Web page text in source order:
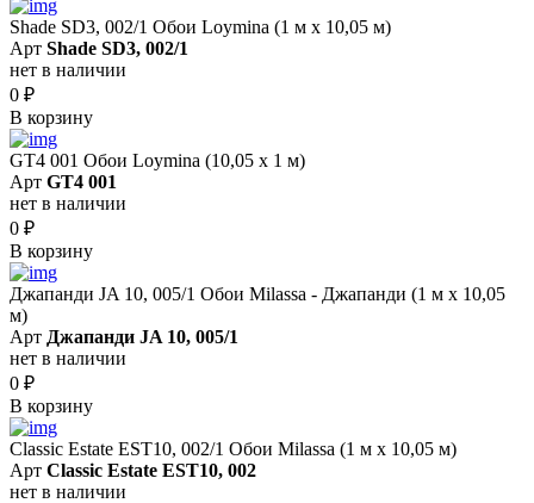
Shade SD3, 002/1 Обои Loymina (1 м х 10,05 м)
Арт Shade SD3, 002/1
нет в наличии
0 ₽
В корзину
GT4 001 Обои Loymina (10,05 х 1 м)
Арт GT4 001
нет в наличии
0 ₽
В корзину
Джапанди JA 10, 005/1 Обои Milassa - Джапанди (1 м х 10,05
м)
Арт Джапанди JA 10, 005/1
нет в наличии
0 ₽
В корзину
Classic Estate EST10, 002/1 Обои Milassa (1 м х 10,05 м)
Арт Classic Estate EST10, 002
нет в наличии